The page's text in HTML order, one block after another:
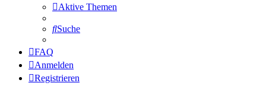
Aktive Themen
Suche
FAQ
Anmelden
Registrieren